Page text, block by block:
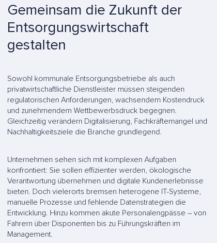
Gemeinsam die Zukunft der
Entsorgungswirtschaft
gestalten
Sowohl kommunale Entsorgungsbetriebe als auch
privatwirtschaftliche Dienstleister müssen steigenden
regulatorischen Anforderungen, wachsendem Kostendruck
und zunehmendem Wettbewerbsdruck begegnen.
Gleichzeitig verändern Digitalisierung, Fachkräftemangel und
Nachhaltigkeitsziele die Branche grundlegend.
Unternehmen sehen sich mit komplexen Aufgaben
konfrontiert: Sie sollen effizienter werden, ökologische
Verantwortung übernehmen und digitale Kundenerlebnisse
bieten. Doch vielerorts bremsen heterogene IT-Systeme,
manuelle Prozesse und fehlende Datenstrategien die
Entwicklung. Hinzu kommen akute Personalengpässe – von
Fahrern über Disponenten bis zu Führungskräften im
Management.